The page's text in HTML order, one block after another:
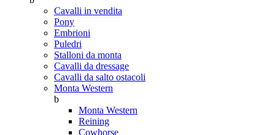
Cavalli in vendita
Pony
Embrioni
Puledri
Stalloni da monta
Cavalli da dressage
Cavalli da salto ostacoli
Monta Western
b
Monta Western
Reining
Cowhorse